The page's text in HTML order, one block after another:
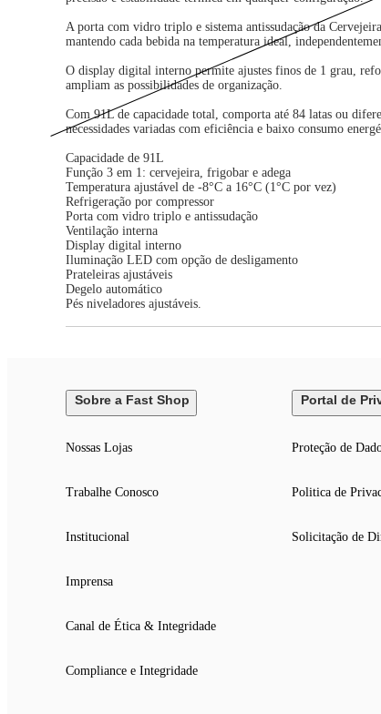
A porta com vidro triplo e sistema antissudação da
mantendo cada bebida na temperatura ideal,
O display digital interno permite ajustes finos de 1 grau,
ampliam as possibilidades de organização.
Com 91L de capacidade total, comporta até 84 latas ou
necessidades variadas com eficiência e baixo consumo
Capacidade de 91L
Função 3 em 1: cervejeira, frigobar e adega
Temperatura ajustável de -8°C a 16°C (1°C por vez)
Refrigeração por compressor
Porta com vidro triplo e antissudação
Ventilação interna
Display digital interno
Iluminação LED com opção de desligamento
Prateleiras ajustáveis
Degelo automático
Pés niveladores ajustáveis.
Sobre a Fast Shop
Nossas Lojas
Trabalhe Conosco
Institucional
Imprensa
Canal de Ética & Integridade
Compliance e Integridade
Portal de
Proteção de
Politica de
Solicitação de